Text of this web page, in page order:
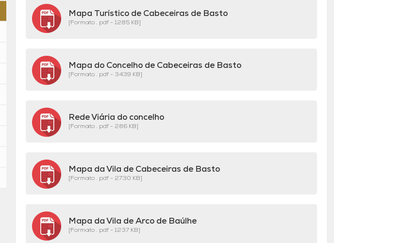
Mapa Turístico de Cabeceiras de Basto
[Formato . pdf - 1285 KB]
Mapa do Concelho de Cabeceiras de Basto
[Formato . pdf - 3439 KB]
Rede Viária do concelho
[Formato . pdf - 286 KB]
Mapa da Vila de Cabeceiras de Basto
[Formato . pdf - 2730 KB]
Mapa da Vila de Arco de Baúlhe
[Formato . pdf - 1237 KB]